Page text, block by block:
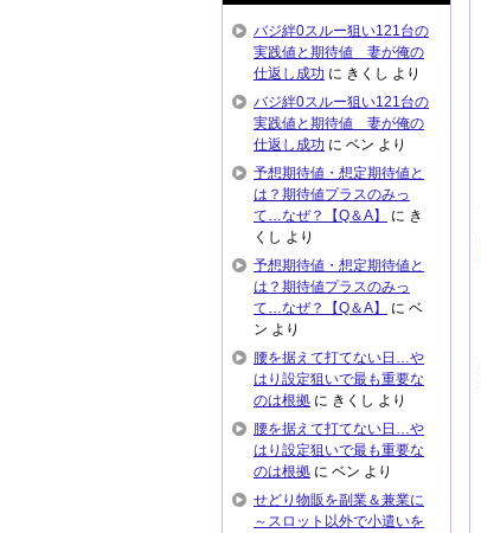
バジ絆0スルー狙い121台の
実践値と期待値 妻が俺の
仕返し成功 に きくし より
バジ絆0スルー狙い121台の
実践値と期待値 妻が俺の
仕返し成功 に ベン より
予想期待値・想定期待値と
は？期待値プラスのみっ
て…なぜ？【Q＆A】
に き
くし より
予想期待値・想定期待値と
は？期待値プラスのみっ
て…なぜ？【Q＆A】
に ベ
ン より
腰を据えて打てない日…や
はり設定狙いで最も重要な
のは根拠 に きくし より
腰を据えて打てない日…や
はり設定狙いで最も重要な
のは根拠 に ベン より
せどり物販を副業＆兼業に
～スロット以外で小遣いを